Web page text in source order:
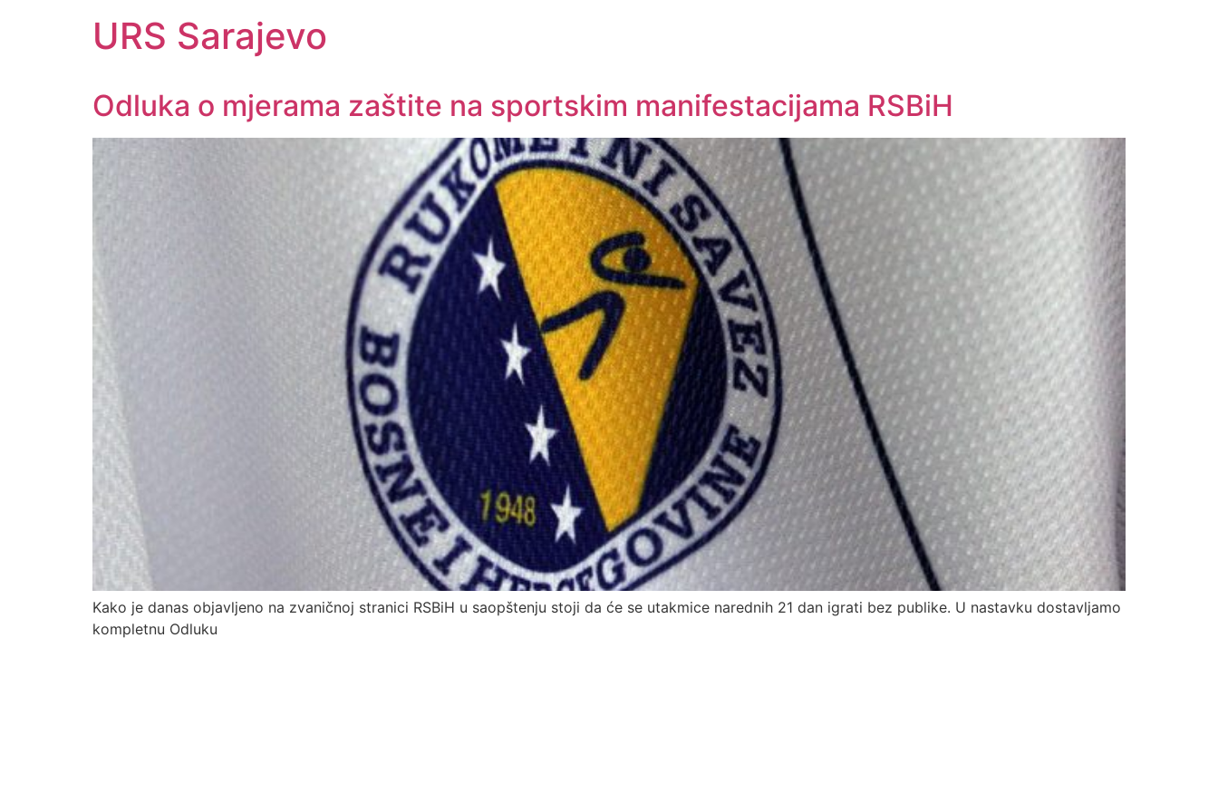
URS Sarajevo
Odluka o mjerama zaštite na sportskim manifestacijama RSBiH
Kako je danas objavljeno na zvaničnoj stranici RSBiH u saopštenju stoji da će se utakmice narednih 21 dan igrati bez publike. U nastavku dostavljamo
kompletnu Odluku